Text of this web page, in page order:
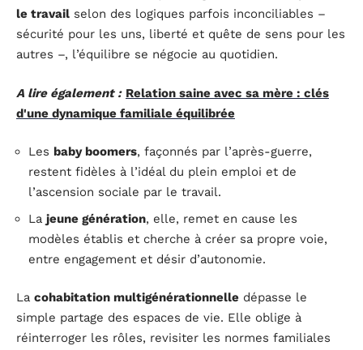
le travail selon des logiques parfois inconciliables –
sécurité pour les uns, liberté et quête de sens pour les
autres –, l’équilibre se négocie au quotidien.
A lire également : Relation saine avec sa mère : clés
d'une dynamique familiale équilibrée
Les baby boomers, façonnés par l’après-guerre,
restent fidèles à l’idéal du plein emploi et de
l’ascension sociale par le travail.
La jeune génération, elle, remet en cause les
modèles établis et cherche à créer sa propre voie,
entre engagement et désir d’autonomie.
La cohabitation multigénérationnelle dépasse le
simple partage des espaces de vie. Elle oblige à
réinterroger les rôles, revisiter les normes familiales